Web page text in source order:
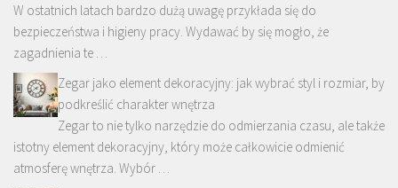
W ostatnich latach bardzo dużą uwagę przykłada się do
bezpieczeństwa i higieny pracy. Wydawać by się mogło, że
zagadnienia te …
Zegar jako element dekoracyjny: jak wybrać styl i rozmiar, by
podkreślić charakter wnętrza
Zegar to nie tylko narzędzie do odmierzania czasu, ale także
istotny element dekoracyjny, który może całkowicie odmienić
atmosferę wnętrza. Wybór …